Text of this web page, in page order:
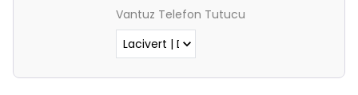
Vantuz Telefon Tutucu